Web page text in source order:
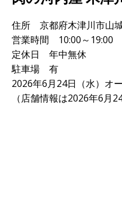
住所 京都府木津川市山
営業時間 10:00～19:00
定休日 年中無休
駐車場 有
2026年6月24日（水）オ
（店舗情報は2026年6月